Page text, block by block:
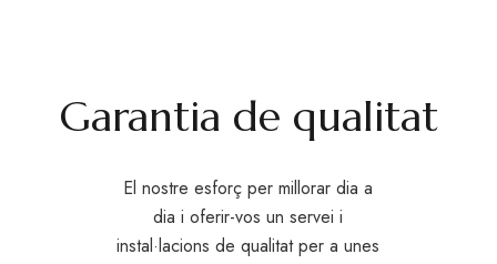
Garantia de qualitat
El nostre esforç per millorar dia a
dia i oferir-vos un servei i
instal·lacions de qualitat per a unes